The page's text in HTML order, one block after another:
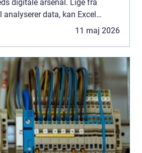
digitale arsenal. Lige fra
data, kan Excel
og...
11 maj 2026